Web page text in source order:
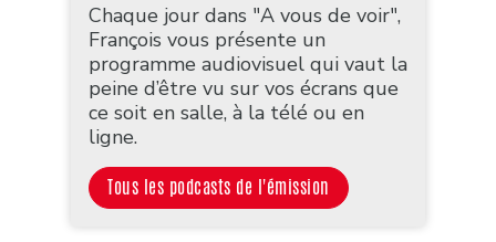
Chaque jour dans "A vous de voir",
François vous présente un
programme audiovisuel qui vaut la
peine d’être vu sur vos écrans que
ce soit en salle, à la télé ou en
ligne.
Tous les podcasts de l'émission